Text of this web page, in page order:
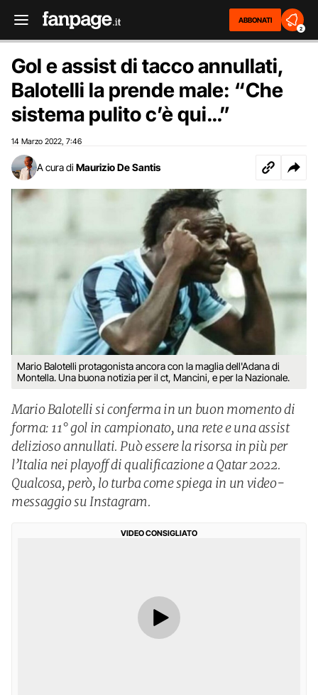
ABBONATI
2
Gol e assist di tacco annullati,
Balotelli la prende male: “Che
sistema pulito c’è qui…”
14 Marzo 2022 7:46
A cura di Maurizio De Santis
Mario Balotelli protagonista ancora con la maglia dell'Adana di
Montella. Una buona notizia per il ct, Mancini, e per la Nazionale.
Mario Balotelli si conferma in un buon momento di
forma: 11° gol in campionato, una rete e una assist
delizioso annullati. Può essere la risorsa in più per
l’Italia nei playoff di qualificazione a Qatar 2022.
Qualcosa, però, lo turba come spiega in un video-
messaggio su Instagram.
VIDEO CONSIGLIATO